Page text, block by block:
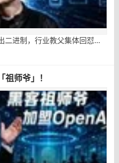
二进制，行业教父集体回怼...
祖师爷」！